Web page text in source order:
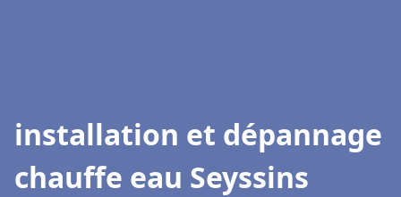
installation et dépannage
chauffe eau Seyssins